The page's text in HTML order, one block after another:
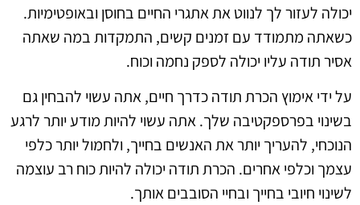
יכולה לעזור לך לנווט את אתגרי החיים בחוסן ובאופטימיות.
כשאתה מתמודד עם זמנים קשים, התמקדות במה שאתה
אסיר תודה עליו יכולה לספק נחמה וכוח.
על ידי אימוץ הכרת תודה כדרך חיים, אתה עשוי להבחין גם
בשינוי בפרספקטיבה שלך. אתה עשוי להיות מודע יותר לרגע
הנוכחי, להעריך יותר את האנשים בחייך, ולחמול יותר כלפי
עצמך וכלפי אחרים. הכרת תודה יכולה להיות כוח רב עוצמה
לשינוי חיובי בחייך ובחיי הסובבים אותך.